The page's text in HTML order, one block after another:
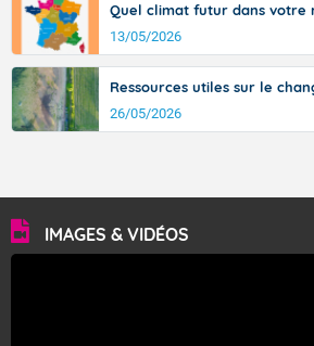
Quel climat futur dans votre
13/05/2026
Ressources utiles sur le
26/05/2026
IMAGES & VIDÉOS